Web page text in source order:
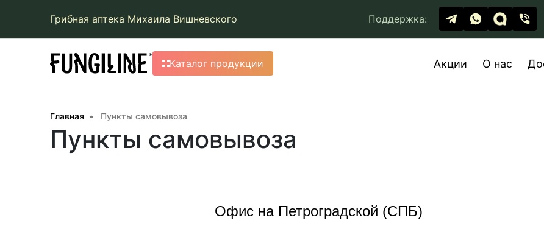
Грибная аптека Михаила Вишневского Поддержка:
Каталог продукции Акции О нас
Главная Пункты самовывоза
Пункты самовывоза
Офис на Петроградской (СПБ)